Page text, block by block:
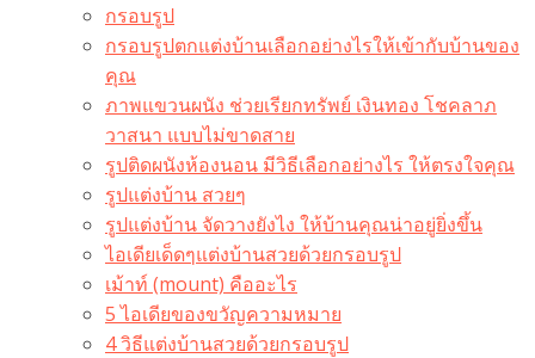
กรอบรูป
กรอบรูปตกแต่งบ้านเลือกอย่างไรให้เข้ากับบ้านของ
คุณ
ภาพแขวนผนัง ช่วยเรียกทรัพย์ เงินทอง โชคลาภ
วาสนา แบบไม่ขาดสาย
รูปติดผนังห้องนอน มีวิธีเลือกอย่างไร ให้ตรงใจคุณ
รูปแต่งบ้าน สวยๆ
รูปแต่งบ้าน จัดวางยังไง ให้บ้านคุณน่าอยู่ยิ่งขึ้น
ไอเดียเด็ดๆแต่งบ้านสวยด้วยกรอบรูป
เม้าท์ (mount) คืออะไร​
5 ไอเดียของขวัญความหมาย
4 วิธีแต่งบ้านสวยด้วยกรอบรูป